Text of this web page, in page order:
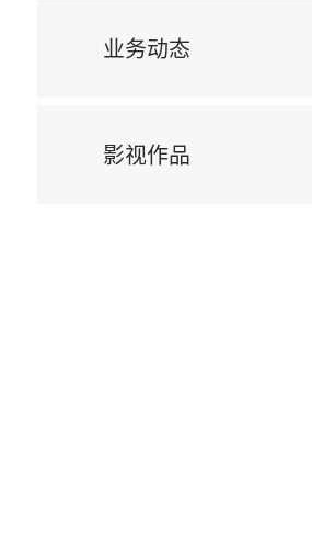
业务动态
影视作品